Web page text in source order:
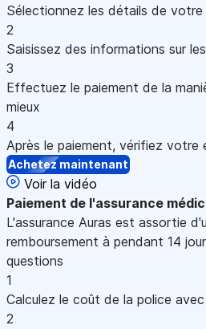
Sélectionnez les détails de
2
Saisissez des informations sur
3
Effectuez le paiement de la
mieux
4
Après le paiement, vérifiez votre
Achetez maintenant
Voir la vidéo
Paiement de l'assurance
L'assurance Auras est assortie
remboursement à pendant 14
questions
1
Calculez le coût de la police
2